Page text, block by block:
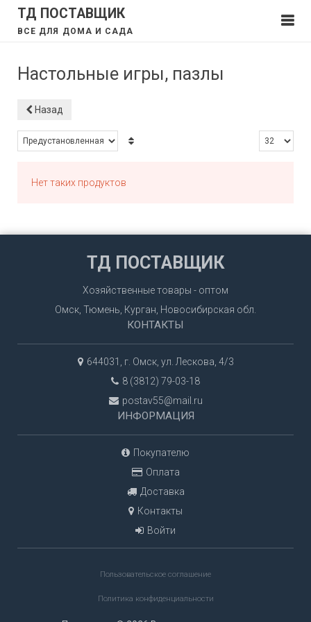
ТД ПОСТАВЩИК
ВСЕ ДЛЯ ДОМА И САДА
Настольные игры, пазлы
Назад
Нет таких продуктов
ТД ПОСТАВЩИК
Хозяйственные товары - оптом
Омск, Тюмень, Курган, Новосибирская обл.
КОНТАКТЫ
644031, г. Омск, ул. Лескова, 4/3
8 (3812) 79-03-18
postav55@mail.ru
ИНФОРМАЦИЯ
Покупателю
Оплата
Доставка
Контакты
Войти
Пользовательское соглашение
Политика конфиденциальности